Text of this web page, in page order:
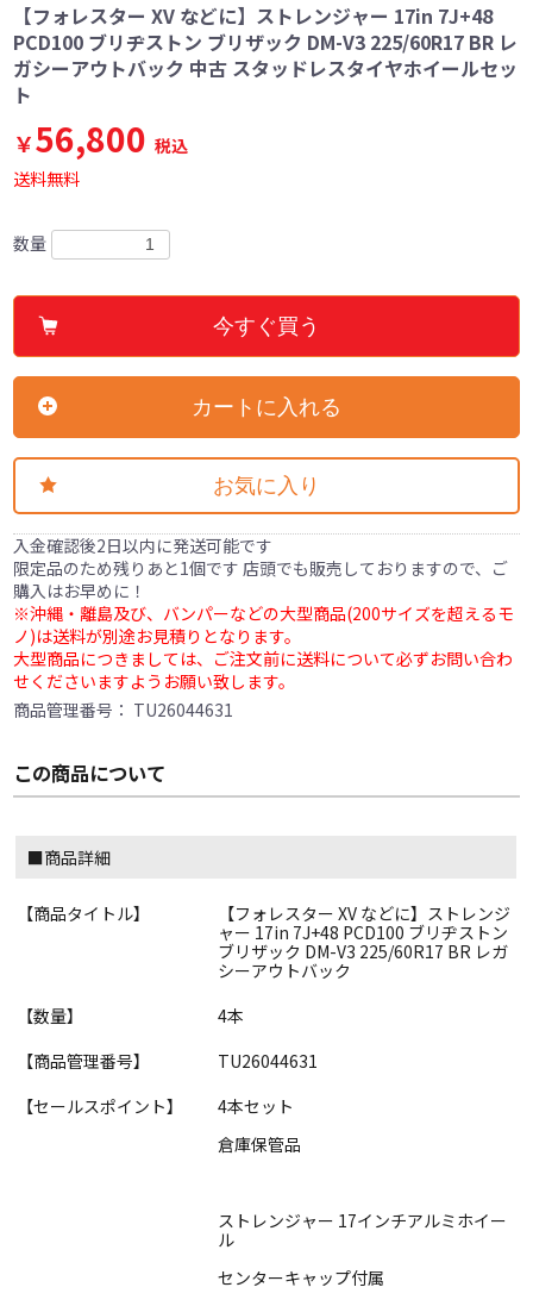
【フォレスター XV などに】ストレンジャー 17in 7J+48
PCD100 ブリヂストン ブリザック DM-V3 225/60R17 BR レ
ガシーアウトバック 中古 スタッドレスタイヤホイールセッ
ト
￥56,800 税込
送料無料
数量
今すぐ買う
カートに入れる
お気に入り
入金確認後2日以内に発送可能です
限定品のため残りあと1個です 店頭でも販売しておりますので、ご
購入はお早めに！
※沖縄・離島及び、バンパーなどの大型商品(200サイズを超えるモ
ノ)は送料が別途お見積りとなります。
大型商品につきましては、ご注文前に送料について必ずお問い合わ
せくださいますようお願い致します。
商品管理番号： TU26044631
この商品について
■商品詳細
【商品タイトル】
【フォレスター XV などに】ストレンジ
ャー 17in 7J+48 PCD100 ブリヂストン
ブリザック DM-V3 225/60R17 BR レガ
シーアウトバック
【数量】
4本
【商品管理番号】
TU26044631
【セールスポイント】
4本セット
倉庫保管品
ストレンジャー 17インチアルミホイー
ル
センターキャップ付属